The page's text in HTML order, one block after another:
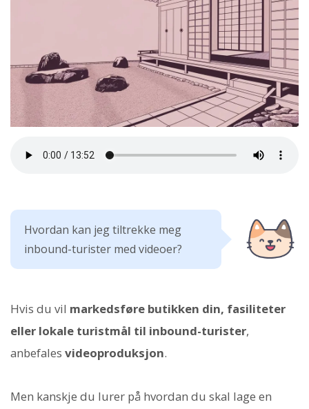
Hvordan kan jeg tiltrekke meg
inbound-turister med videoer?
Hvis du vil markedsføre butikken din, fasiliteter
eller lokale turistmål til inbound-turister,
anbefales videoproduksjon.
Men kanskje du lurer på hvordan du skal lage en